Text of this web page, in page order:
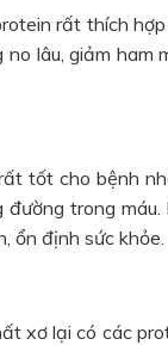
rất thích
lâu, giảm
tốt cho bệnh
trong
ổn định sức khỏe.
xơ lại có các